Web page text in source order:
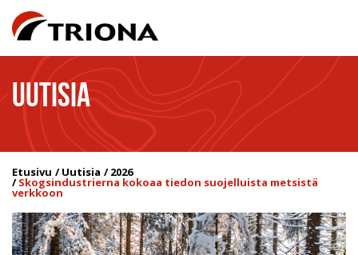
UUTISIA
Etusivu Uutisia 2026
Skogsindustrierna kokoaa tiedon suojelluista metsistä
verkkoon